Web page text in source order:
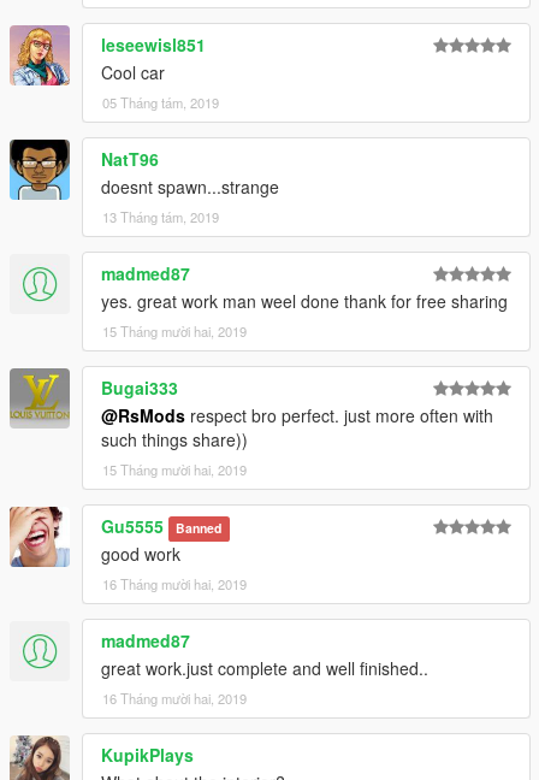
leseewisl851
Cool car
05 Tháng tám, 2019
NatT96
doesnt spawn...strange
13 Tháng tám, 2019
madmed87
yes. great work man weel done thank for free sharing
15 Tháng mười hai, 2019
Bugai333
@RsMods respect bro perfect. just more often with
such things share))
15 Tháng mười hai, 2019
Gu5555 Banned
good work
16 Tháng mười hai, 2019
madmed87
great work.just complete and well finished..
16 Tháng mười hai, 2019
KupikPlays